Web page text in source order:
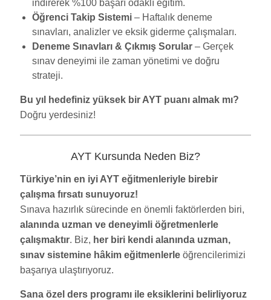
indirerek %100 başarı odaklı eğitim.
Öğrenci Takip Sistemi– Haftalık deneme
sınavları, analizler ve eksik giderme çalışmaları.
Deneme Sınavları & Çıkmış Sorular– Gerçek
sınav deneyimi ile zaman yönetimi ve doğru
strateji.
Bu yıl hedefiniz yüksek bir AYT puanı almak mı?
Doğru yerdesiniz!
AYT Kursunda Neden Biz?
Türkiye’nin en iyi AYT eğitmenleriyle birebir
çalışma fırsatı sunuyoruz!
Sınava hazırlık sürecinde en önemli faktörlerden biri,
alanında uzman ve deneyimli öğretmenlerle
çalışmaktır. Biz, her biri kendi alanında uzman,
sınav sistemine hâkim eğitmenlerleöğrencilerimizi
başarıya ulaştırıyoruz.
Sana özel ders programı ile eksiklerini belirliyoruz